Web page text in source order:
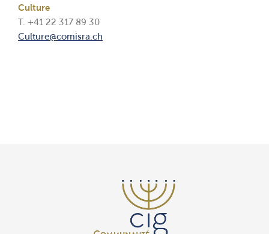
Culture
T. +41 22 317 89 30
Culture@comisra.ch